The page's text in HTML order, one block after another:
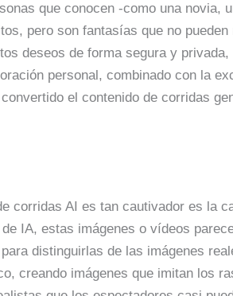
que conocen -como una novia,
pero son fantasías que no pueden
deseos de forma segura y
personal, combinado con la
el contenido de corridas
corridas AI es tan cautivador es la
IA, estas imágenes o vídeos
distinguirlas de las imágenes
creando imágenes que imitan los